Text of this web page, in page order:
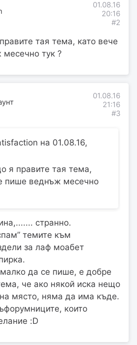
01.08.16
20:16
#2
тая тема, като вече
тук ?
01.08.16
21:16
#3
на 01.08.16,
я правите тая тема,
пише веднъж месечно
странно.
темите към
за лаф моабет
да се пише, е добре
че ако някой иска нещо
място, няма да има къде.
които
:D